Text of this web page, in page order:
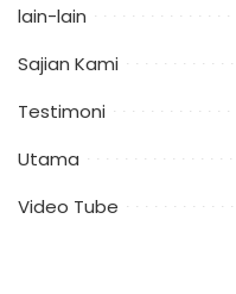
lain-lain
Sajian Kami
Testimoni
Utama
Video Tube